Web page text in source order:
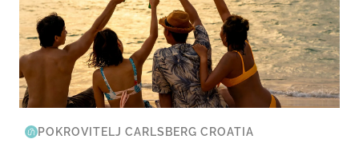
POKROVITELJ CARLSBERG CROATIA